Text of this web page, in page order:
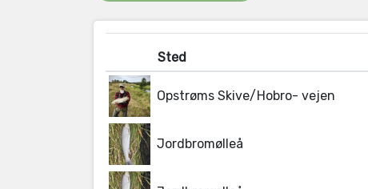
Sted
Opstrøms Skive/Hobro- vejen
Jordbromølleå